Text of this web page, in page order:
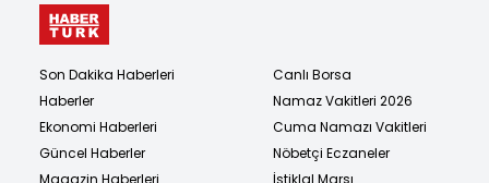
Son Dakika Haberleri
Haberler
Ekonomi Haberleri
Güncel Haberler
Magazin Haberleri
Canlı Borsa
Namaz Vakitleri 2026
Cuma Namazı Vakitleri
Nöbetçi Eczaneler
İstiklal Marşı